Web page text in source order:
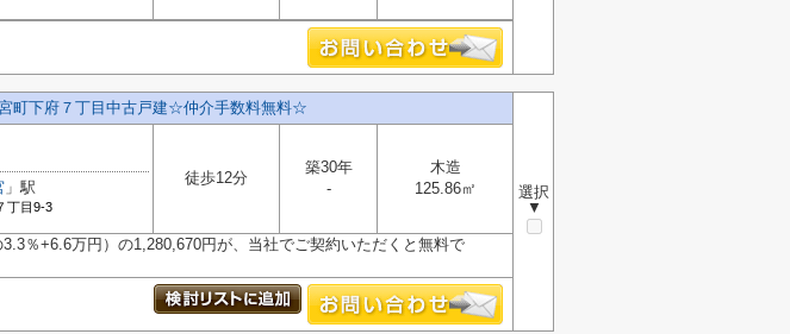
町下府７丁目中古戸建☆仲介手数料無料☆
選択
▼
」駅
丁目9-3
徒歩12分
築30年
-
木造
125.86㎡
％+6.6万円）の1,280,670円が、当社でご契約いただくと無料で